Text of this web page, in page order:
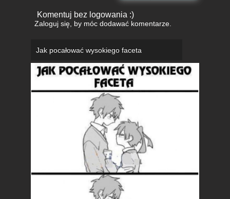
Komentuj bez logowania :)
Zaloguj się, by móc dodawać komentarze.
Jak pocałować wysokiego faceta